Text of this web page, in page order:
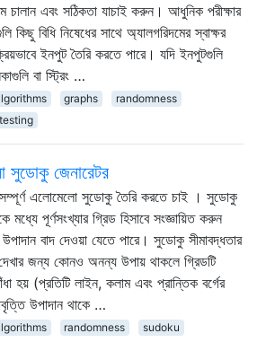
চালান এবং সঠিকতা যাচাই করুন। আধুনিক পরীক্ষার
কিছু বিধি নিষেধের সাথে অ্যালগরিদমের স্বাক্ষর
ইনপুট তৈরি করতে পারে। যদি ইনপুটগুলি
বা স্ট্রিং …
graphs
randomness
সুডোকু জেনারেটর
এলোমেলো সুডোকু তৈরি করতে চাই । সুডোকু
মধ্যে পূর্ণসংখ্যার গ্রিড হিসাবে সংজ্ঞায়িত করুন
উপাদান বাদ দেওয়া যেতে পারে। সুডোকু সীমাবদ্ধতার
জন্য কোনও অনন্য উপায় থাকলে গ্রিডটি
হয় (প্রতিটি লাইন, কলাম এবং প্রান্তিক বর্গের
উপাদান থাকে …
randomness sudoku